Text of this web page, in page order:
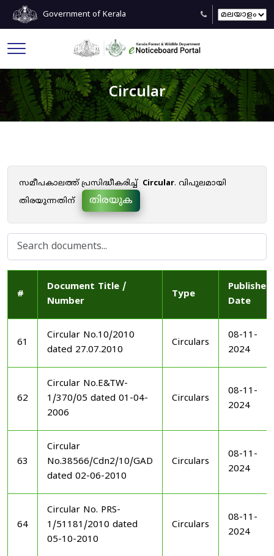
Government of Kerala
Circular
സമീപകാലത്ത് പ്രസിദ്ധീകരിച്ച് Circular. വിപുലമായി
തിരയുന്നതിന്
തിരയുക
#
Document Title /
Number
Type
Published
Date
61
Circular No.10/2010
dated 27.07.2010
Circulars
08-11-
2024
62
Circular No.E&TW-
1/370/05 dated 01-04-
2006
Circulars
08-11-
2024
63
Circular
No.38566/Cdn2/10/GAD
dated 02-06-2010
Circulars
08-11-
2024
64
Circular No. PRS-
1/51181/2010 dated
05-10-2010
Circulars
08-11-
2024